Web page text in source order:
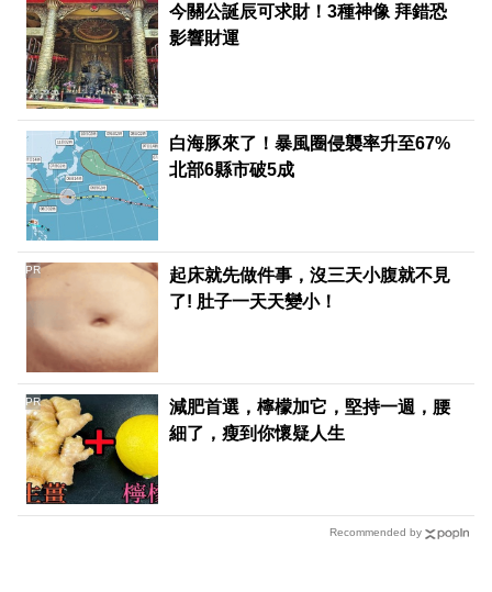
今關公誕辰可求財！3種神像 拜錯恐
影響財運
白海豚來了！暴風圈侵襲率升至67%
北部6縣市破5成
起床就先做件事，沒三天小腹就不見
了! 肚子一天天變小！
PR
減肥首選，檸檬加它，堅持一週，腰
細了，瘦到你懷疑人生
PR
Recommended by